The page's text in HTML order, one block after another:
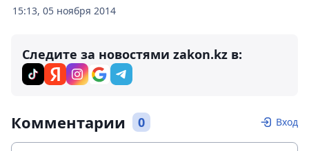
15:13, 05 ноября 2014
Следите за новостями zakon.kz в:
Комментарии 0 Вход